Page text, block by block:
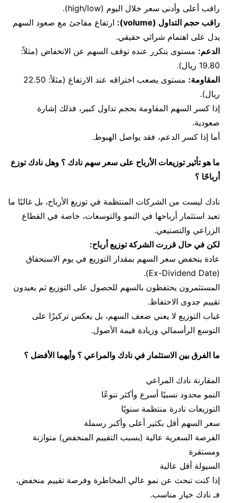
راقب أعلى وأدنى سعر خلال اليوم (high/low).
راقب حجم التداول (volume):
ارتفاع مفاجئ مع صعود السهم
يدل على اهتمام شرائي حقيقي.
الدعم: مستوى يتكرر عنده توقف السهم عن الانخفاض (مثلاً:
19.80 ريال).
المقاومة:
مستوى يصعب اختراقه عند الارتفاع (مثلاً: 22.50
ريال).
إذا كسر السهم المقاومة بحجم تداول كبير، فذلك إشارة
صعودية.
أما إذا كسر الدعم، فقد يواصل الهبوط.
ما هو تأثير توزيعات الأرباح على سعر سهم نادك ؟ وهل نادك توزع
أرباحًا ؟
نادك ليست من الشركات المنتظمة في توزيع الأرباح، بل غالبًا ما
تعيد استثمار أرباحها في النمو والتوسعات، خاصة في القطاع
الزراعي والتصنيعي.
لكن في حال قررت الشركة توزيع أرباح:
عادة ينخفض سعر السهم بمقدار التوزيع في يوم الاستحقاق
(Ex-Dividend Date).
المستثمرون يحتفظون بالسهم للحصول على التوزيع ثم يعيدون
تقييم جدوى الاحتفاظ.
غياب التوزيع لا يعني ضعف السهم، بل يعكس تركيزًا على
التوسع الرأسمالي وزيادة قيمة الأصول.
ما الفرق بين الاستثمار في نادك والمراعي ؟ وأيهما الأفضل ؟
المقارنة نادك المراعي
النمو محدود نسبيًا أسرع وأكثر تنوعًا
التوزيعات نادرة منتظمة سنويًا
سعر السهم أقل بكثير أعلى وأكبر رسملة
الفرصة السعرية عالية (بسبب التقييم المنخفض) متوازنة
ومستقرة
السيولة أقل عالية
إذا كنت تبحث عن نمو عالي المخاطرة وفرصة تقييم منخفض،
فـ نادك خيار مناسب.